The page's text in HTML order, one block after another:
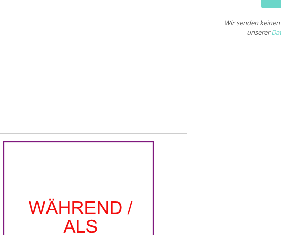
Wir senden
unserer